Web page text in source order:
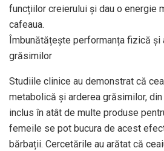
funcțiilor creierului și dau o energie
cafeaua.
Îmbunătățește performanța fizică și
grăsimilor
Studiile clinice au demonstrat că
metabolică și arderea grăsimilor,
inclus în atât de multe produse
femeile se pot bucura de acest
bărbații. Cercetările au arătat că